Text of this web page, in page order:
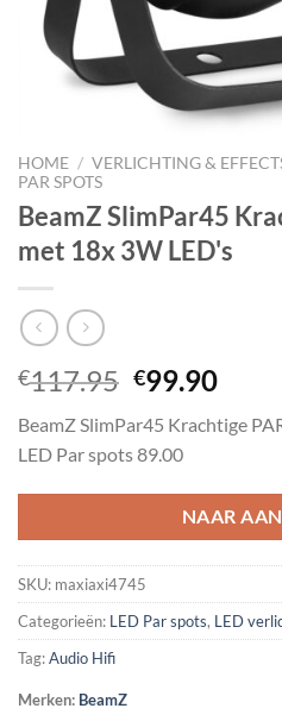
HOME / VERLICHTING &
PAR SPOTS
BeamZ SlimPar45
met 18x 3W LED's
€117.95
was:
€117.95.
€99.90
is:
BeamZ SlimPar45 Krachtige
LED Par spots 89.00
NAAR
SKU: maxiaxi4745
Categorieën: LED Par spots, LED
Tag:Audio Hifi
Merken: BeamZ